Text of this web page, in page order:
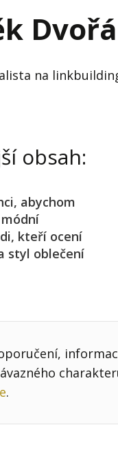
na
obsah:
abychom
kteří ocení
styl oblečení
.